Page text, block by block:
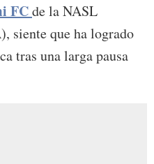
FCde la NASL
siente que ha logrado
tras una larga pausa